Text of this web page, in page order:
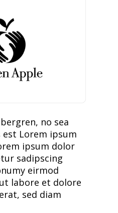
no sea
Lorem ipsum
ipsum dolor
sadipscing
eirmod
labore et dolore
sed diam